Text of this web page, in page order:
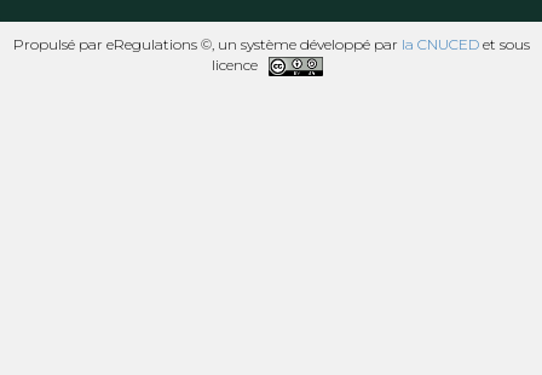
Propulsé par eRegulations ©, un système développé par la CNUCEDet sous
licence